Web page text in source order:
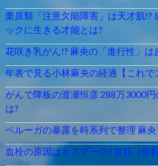
栗原類「注意欠陥障害」は天才肌!?
ックに生きる才能とは?
花咲き乳がん!? 麻央の「進行性」は
年表で見る小林麻央の経過【これで
がんで降板の渡瀬恒彦 288万3000
は?
ベルーガの暴露を時系列で整理 麻
血栓の原因はキスマーク? 首筋（頸